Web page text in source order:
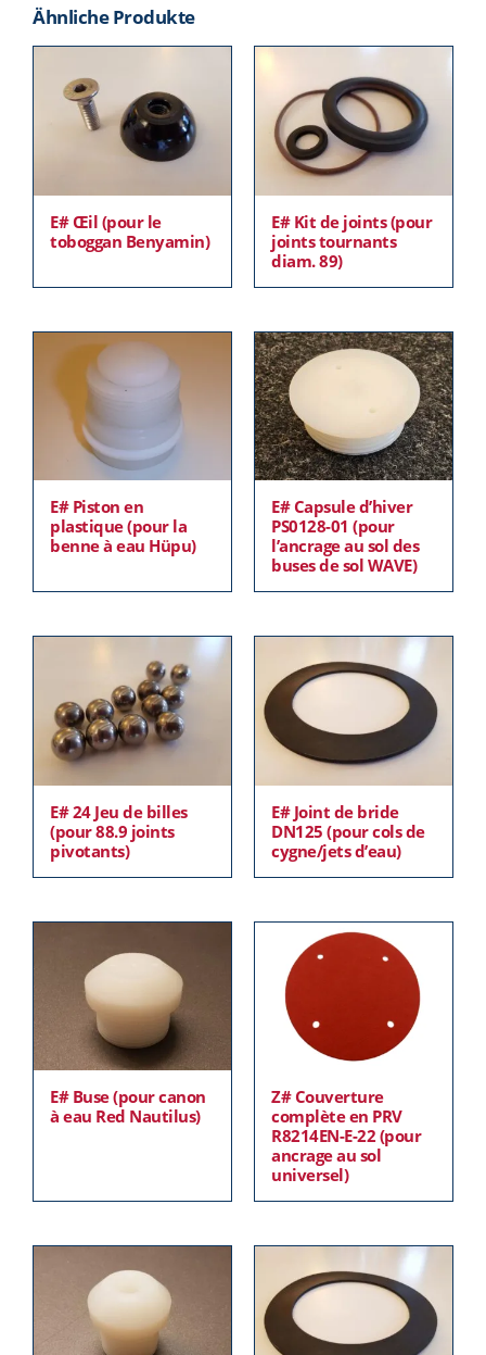
Ähnliche Produkte
E# Œil (pour le
toboggan Benyamin)
E# Kit de joints (pour
joints tournants
diam. 89)
E# Piston en
plastique (pour la
benne à eau Hüpu)
E# Capsule d’hiver
PS0128-01 (pour
l’ancrage au sol des
buses de sol WAVE)
E# 24 Jeu de billes
(pour 88.9 joints
pivotants)
E# Joint de bride
DN125 (pour cols de
cygne/jets d’eau)
E# Buse (pour canon
à eau Red Nautilus)
Z# Couverture
complète en PRV
R8214EN-E-22 (pour
ancrage au sol
universel)